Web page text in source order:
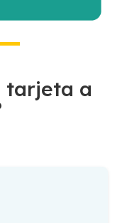
tarjeta a